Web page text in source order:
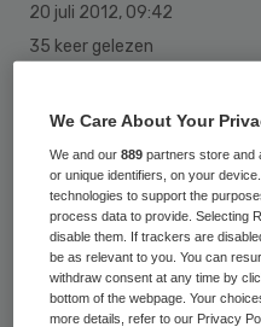
20 juli 2012, 09:42
35 keer gelezen
We Care About Your
We and our889 partners store and
or unique identifiers, on your
technologies to support the
process data to provide. Selecting
disable them. If trackers are
be as relevant to you. You can
withdraw consent at any time by
bottom of the webpage. Your
more details, refer to our Privacy